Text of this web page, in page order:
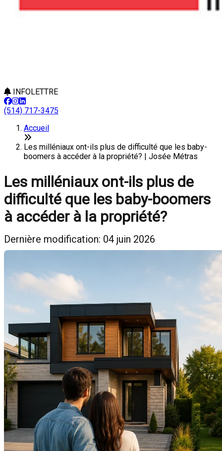
INFOLETTRE
(514) 717-3475
Accueil
Les milléniaux ont-ils plus de difficulté que les baby-
boomers à accéder à la propriété? | Josée Métras
Les milléniaux ont-ils plus de
difficulté que les baby-boomers
à accéder à la propriété?
Dernière modification: 04 juin 2026